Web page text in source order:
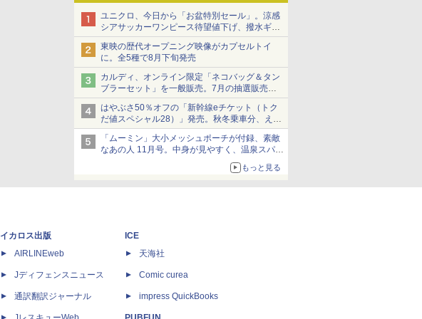
ユニクロ、今日から「お盆特別セール」。涼感
シアサッカーワンピース待望値下げ、撥水ギア
ショーツは1990円に
東映の歴代オープニング映像がカプセルトイ
に。全5種で8月下旬発売
カルディ、オンライン限定「ネコバッグ＆タン
ブラーセット」を一般販売。7月の抽選販売の
当選無効分
はやぶさ50％オフの「新幹線eチケット（トク
だ値スペシャル28）」発売。秋冬乗車分、えき
ねっと限定
「ムーミン」大小メッシュポーチが付録、素敵
なあの人 11月号。中身が見やすく、温泉スパに
もっと見る
イカロス出版
AIRLINEweb
Jディフェンスニュース
通訳翻訳ジャーナル
ICE
天海社
Comic curea
impress QuickBooks